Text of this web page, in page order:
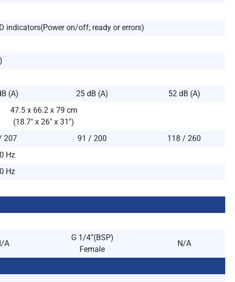
indicators(Power on/off; ready or errors)
(A) 25 dB (A)
52 dB (A)
47.5 x 66.2 x 79 cm
(18.7″ x 26″ x 31″)
207 91 / 200 118 / 260
Hz
Hz
A
G 1/4”(BSP)
Female
N/A